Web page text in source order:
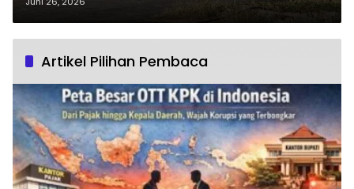
Purworejo Abaikan Keselamatan
Artikel Pilihan Pembaca